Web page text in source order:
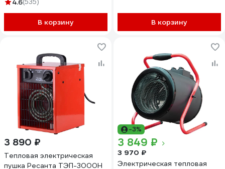
4.6(535)
В корзину В корзину
3 890 ₽
Тепловая электрическая
пушка Ресанта ТЭП-3000Н
-3%
3 849 ₽
3 970 ₽
Электрическая тепловая